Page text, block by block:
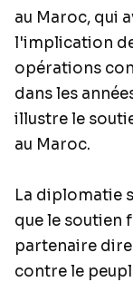
au Maroc, qui
l'implication
opérations
dans les
illustre le
au Maroc.
La diplomatie
que le soutien
partenaire
contre le